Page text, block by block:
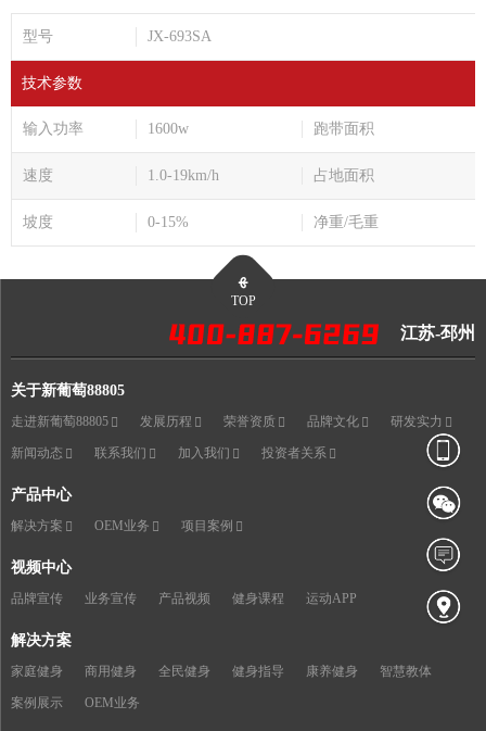
型号 JX-693SA
技术参数
输入功率 1600w 跑带面积
速度 1.0-19km/h 占地面积
坡度 0-15% 净重/毛重
TOP
江苏-邳州
关于新葡萄88805
走进新葡萄88805 发展历程 荣誉资质 品牌文化 研发实力
新闻动态 联系我们 加入我们 投资者关系
产品中心
解决方案 OEM业务 项目案例
视频中心
品牌宣传 业务宣传 产品视频 健身课程 运动APP
解决方案
家庭健身 商用健身 全民健身 健身指导 康养健身 智慧教体
案例展示 OEM业务